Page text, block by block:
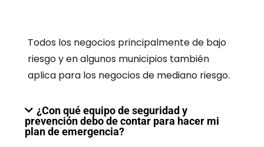
Todos los negocios principalmente de bajo
riesgo y en algunos municipios también
aplica para los negocios de mediano riesgo.
¿Con qué equipo de seguridad y
prevención debo de contar para hacer mi
plan de emergencia?